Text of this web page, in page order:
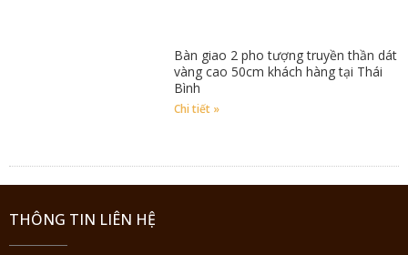
Bàn giao 2 pho tượng truyền thần dát
vàng cao 50cm khách hàng tại Thái
Bình
Chi tiết »
THÔNG TIN LIÊN HỆ